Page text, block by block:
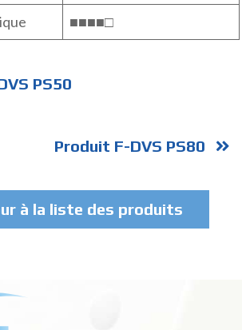
■■■■□
PS50
Produit F-DVS PS80
à la liste des produits